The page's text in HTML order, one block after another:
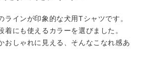
ラインが印象的な犬用Tシャツです。
着にも使えるカラーを選びました。
おしゃれに見える、そんなこなれ感あ